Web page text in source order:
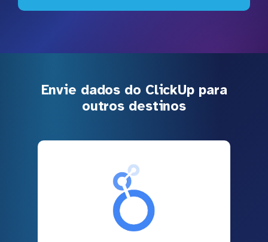
Envie dados do ClickUp para
outros destinos